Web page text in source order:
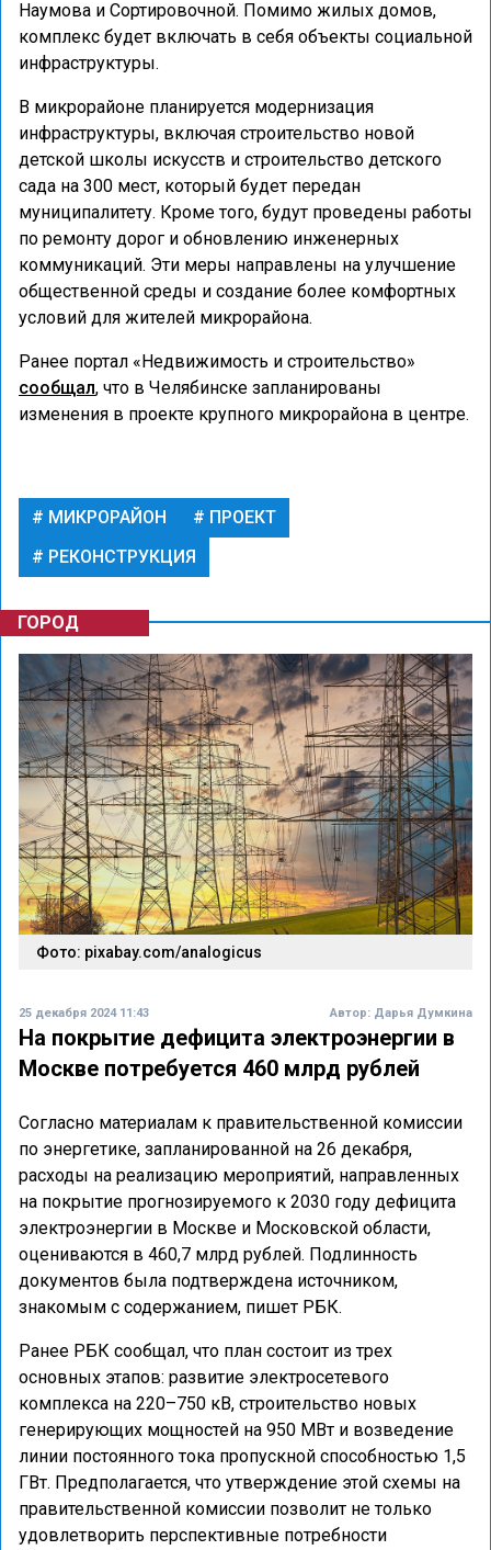
Наумова и Сортировочной. Помимо жилых домов,
комплекс будет включать в себя объекты социальной
инфраструктуры.
В микрорайоне планируется модернизация
инфраструктуры, включая строительство новой
детской школы искусств и строительство детского
сада на 300 мест, который будет передан
муниципалитету. Кроме того, будут проведены работы
по ремонту дорог и обновлению инженерных
коммуникаций. Эти меры направлены на улучшение
общественной среды и создание более комфортных
условий для жителей микрорайона.
Ранее портал «Недвижимость и строительство»
сообщал, что в Челябинске запланированы
изменения в проекте крупного микрорайона в центре.
МИКРОРАЙОН
ПРОЕКТ
РЕКОНСТРУКЦИЯ
ГОРОД
Фото: pixabay.com/analogicus
25 декабря 2024 11:43 Автор: Дарья Думкина
На покрытие дефицита электроэнергии в
Москве потребуется 460 млрд рублей
Согласно материалам к правительственной комиссии
по энергетике, запланированной на 26 декабря,
расходы на реализацию мероприятий, направленных
на покрытие прогнозируемого к 2030 году дефицита
электроэнергии в Москве и Московской области,
оцениваются в 460,7 млрд рублей. Подлинность
документов была подтверждена источником,
знакомым с содержанием, пишет РБК.
Ранее РБК сообщал, что план состоит из трех
основных этапов: развитие электросетевого
комплекса на 220–750 кВ, строительство новых
генерирующих мощностей на 950 МВт и возведение
линии постоянного тока пропускной способностью 1,5
ГВт. Предполагается, что утверждение этой схемы на
правительственной комиссии позволит не только
удовлетворить перспективные потребности